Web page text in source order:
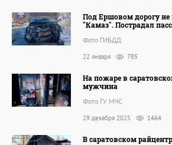
Под Ершовом дорогу
"Камаз". Пострадал
Фото ГИБДД
22 января 785
На пожаре в
мужчина
Фото ГУ МЧС
29 декабря 2025 1464
В саратовском